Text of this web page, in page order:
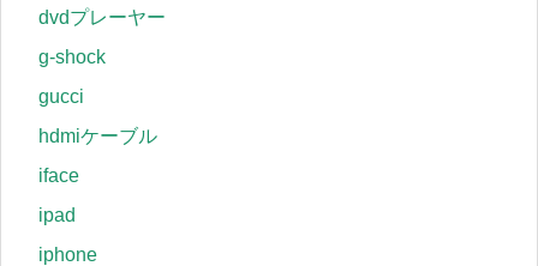
dvdプレーヤー
g-shock
gucci
hdmiケーブル
iface
ipad
iphone